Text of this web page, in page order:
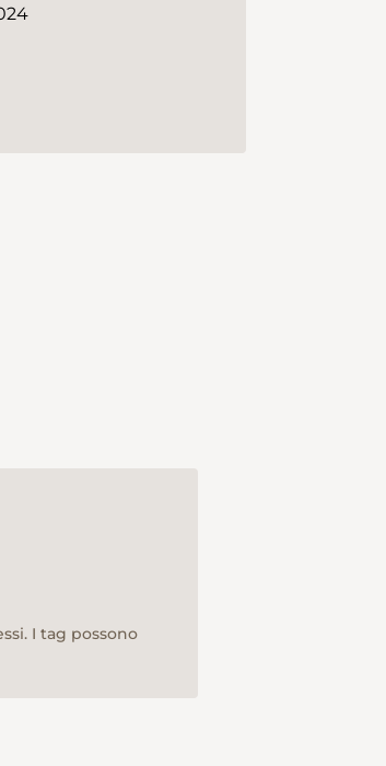
I tag possono